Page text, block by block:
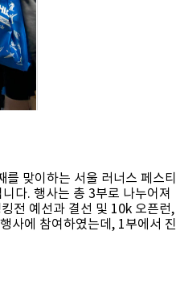
맞이하는 서울 러너스 페스티
다. 행사는 총 3부로 나누어져
전 예선과 결선 및 10k 오픈런,
사에 참여하였는데, 1부에서 진